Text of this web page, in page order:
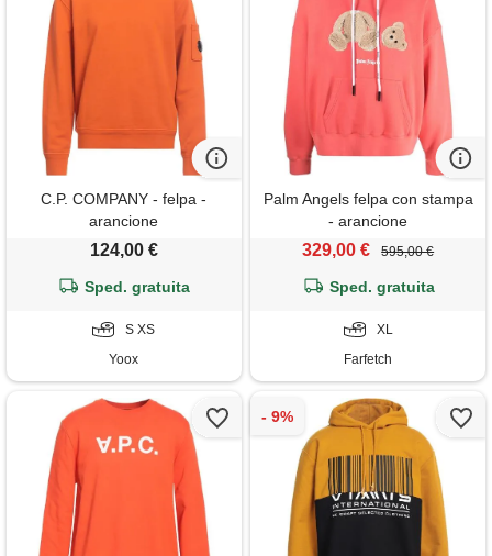
C.P. COMPANY - felpa -
arancione
124,00 €
Sped. gratuita
S XS
Yoox
Palm Angels felpa con stampa
- arancione
329,00 € 595,00 €
Sped. gratuita
XL
Farfetch